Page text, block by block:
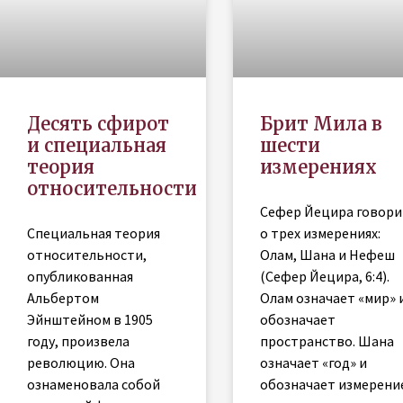
Десять сфирот
и специальная
теория
относительности
Специальная теория
относительности,
опубликованная
Альбертом
Эйнштейном в 1905
году, произвела
революцию. Она
ознаменовала собой
Брит Мила в
шести
измерениях
Сефер Йецира
о трех измерениях:
Олам, Шана и Нефеш
(Сефер Йецира, 6:4).
Олам означает «мир»
обозначает
пространство. Шана
означает «год» и
обозначает